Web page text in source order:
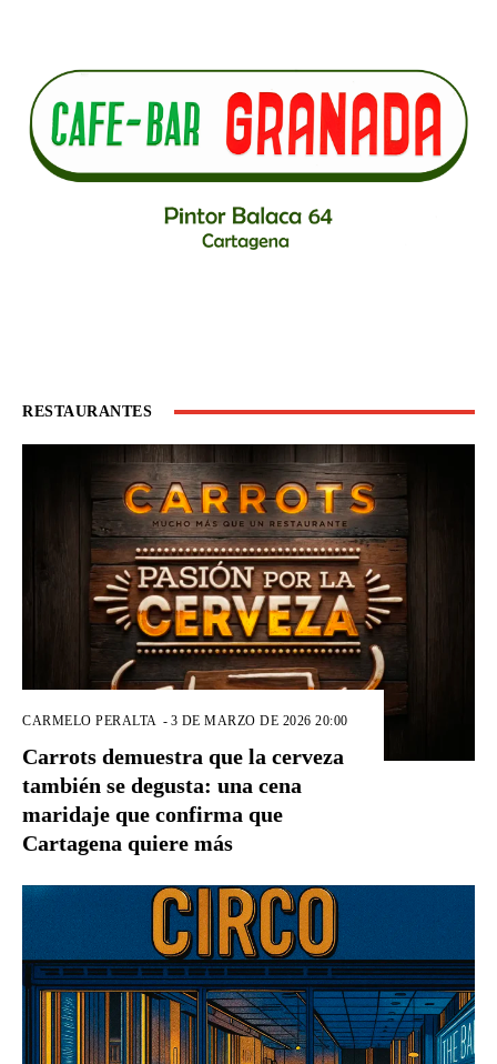
RESTAURANTES
CARMELO PERALTA - 3 DE MARZO DE 2026 20:00
Carrots demuestra que la cerveza
también se degusta: una cena
maridaje que confirma que
Cartagena quiere más